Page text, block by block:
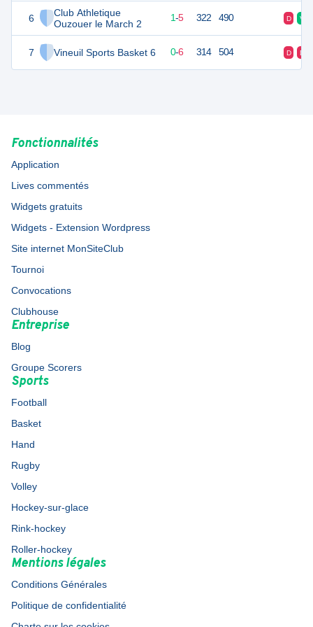
6
Club Athletique
Ouzouer le March 2
7 Vineuil Sports Basket 6
7 1-5 322 490 D V
6 6 0-6 314 504 D D
Fonctionnalités
Application
Lives commentés
Widgets gratuits
Widgets - Extension Wordpress
Site internet MonSiteClub
Tournoi
Convocations
Clubhouse
Entreprise
Blog
Groupe Scorers
Sports
Football
Basket
Hand
Rugby
Volley
Hockey-sur-glace
Rink-hockey
Roller-hockey
Mentions légales
Conditions Générales
Politique de confidentialité